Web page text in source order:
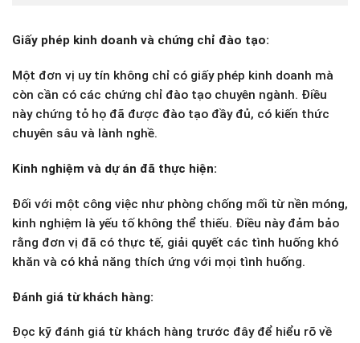
Giấy phép kinh doanh và chứng chỉ đào tạo:
Một đơn vị uy tín không chỉ có giấy phép kinh doanh mà
còn cần có các chứng chỉ đào tạo chuyên ngành. Điều
này chứng tỏ họ đã được đào tạo đầy đủ, có kiến thức
chuyên sâu và lành nghề.
Kinh nghiệm và dự án đã thực hiện:
Đối với một công việc như phòng chống mối từ nền móng,
kinh nghiệm là yếu tố không thể thiếu. Điều này đảm bảo
rằng đơn vị đã có thực tế, giải quyết các tình huống khó
khăn và có khả năng thích ứng với mọi tình huống.
Đánh giá từ khách hàng:
Đọc kỹ đánh giá từ khách hàng trước đây để hiểu rõ về